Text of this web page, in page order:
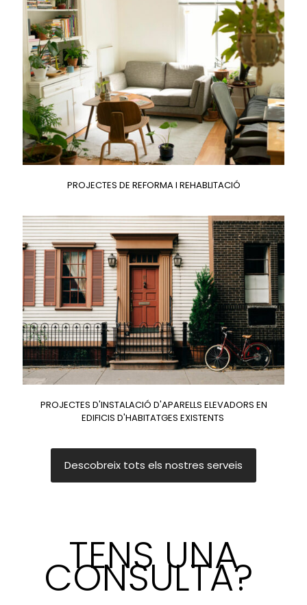
PROJECTES DE REFORMA I REHABLITACIÓ
PROJECTES D'INSTALACIÓ D'APARELLS ELEVADORS EN
EDIFICIS D'HABITATGES EXISTENTS
Descobreix tots els nostres serveis
TENS UNA
CONSULTA?